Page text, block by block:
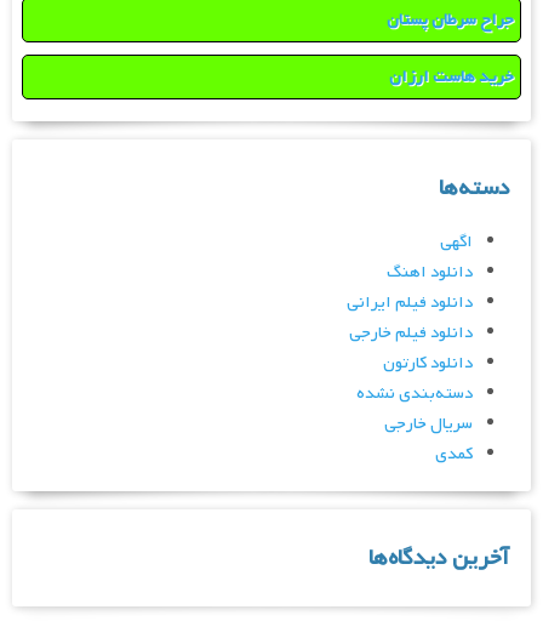
جراح سرطان پستان
خرید هاست ارزان
دسته‌ها
اگهی
دانلود اهنگ
دانلود فیلم ایرانی
دانلود فیلم خارجی
دانلود کارتون
دسته‌بندی نشده
سریال خارجی
کمدی
آخرین دیدگاه‌ها